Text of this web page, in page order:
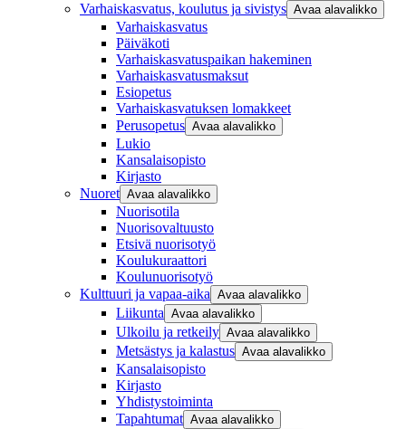
Varhaiskasvatus, koulutus ja sivistys Avaa alavalikko
Varhaiskasvatus
Päiväkoti
Varhaiskasvatuspaikan hakeminen
Varhaiskasvatusmaksut
Esiopetus
Varhaiskasvatuksen lomakkeet
Perusopetus Avaa alavalikko
Lukio
Kansalaisopisto
Kirjasto
Nuoret Avaa alavalikko
Nuorisotila
Nuorisovaltuusto
Etsivä nuorisotyö
Koulukuraattori
Koulunuorisotyö
Kulttuuri ja vapaa-aika Avaa alavalikko
Liikunta Avaa alavalikko
Ulkoilu ja retkeily Avaa alavalikko
Metsästys ja kalastus Avaa alavalikko
Kansalaisopisto
Kirjasto
Yhdistystoiminta
Tapahtumat Avaa alavalikko